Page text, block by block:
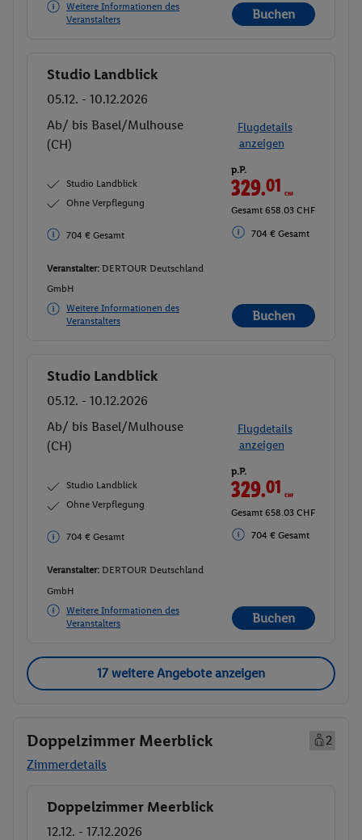
Weitere Informationen des
Veranstalters
Buchen
Buchen
Studio Landblick
05.12. - 10.12.2026
Ab/ bis Basel/Mulhouse
(CH)
Flugdetails
anzeigen
Studio Landblick
Ohne Verpflegung
704 € Gesamt
p.P.
329.01 CHF
Gesamt 658.03 CHF
704 € Gesamt
Veranstalter: DERTOUR Deutschland
GmbH
Weitere Informationen des
Veranstalters
Buchen
Buchen
Studio Landblick
05.12. - 10.12.2026
Ab/ bis Basel/Mulhouse
(CH)
Flugdetails
anzeigen
Studio Landblick
Ohne Verpflegung
704 € Gesamt
p.P.
329.01 CHF
Gesamt 658.03 CHF
704 € Gesamt
Veranstalter: DERTOUR Deutschland
GmbH
Weitere Informationen des
Veranstalters
Buchen
17 weitere Angebote anzeigen
Doppelzimmer Meerblick
2
Zimmerdetails
Buchen
Doppelzimmer Meerblick
12.12. - 17.12.2026